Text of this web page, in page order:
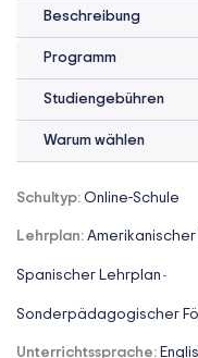
Beschreibung
Programm
Studiengebühren
Warum wählen
Schultyp: Online-Schule
Lehrplan:
Spanischer Lehrplan -
Sonderpädagogischer
Unterrichtssprache: